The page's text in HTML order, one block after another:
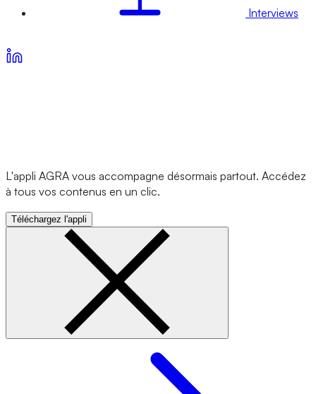
Interviews
L'appli AGRA vous accompagne désormais partout. Accédez
à tous vos contenus en un clic.
Téléchargez l'appli